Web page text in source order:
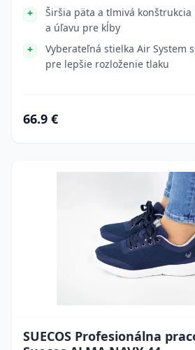
Širšia päta a tlmivá
a úľavu pre kĺby
Vyberateľná stielka Air System
pre lepšie rozloženie tlaku
66.9 €
SUECOS Profesionálna